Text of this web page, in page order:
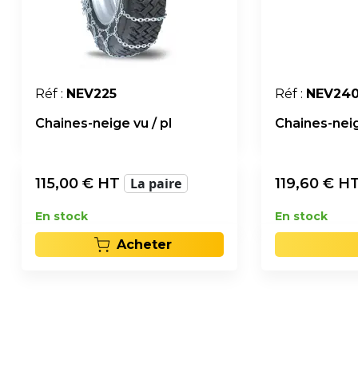
Réf : NEV225
Chaines-neige vu / pl
115,00 € HT La paire
En stock
Acheter
Réf :
Chaines-
119,60 €
En stock